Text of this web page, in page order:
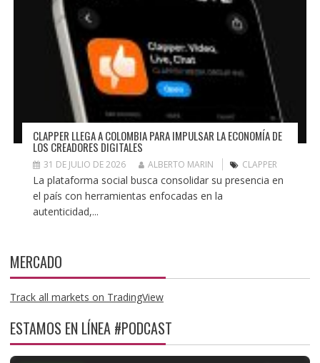
CLAPPER LLEGA A COLOMBIA PARA IMPULSAR LA ECONOMÍA DE
LOS CREADORES DIGITALES
31 DE JULIO DE 2026 ALBERTO MARIN CLAPPER
La plataforma social busca consolidar su presencia en
el país con herramientas enfocadas en la
autenticidad,...
MERCADO
Track all markets on TradingView
ESTAMOS EN LÍNEA #PODCAST